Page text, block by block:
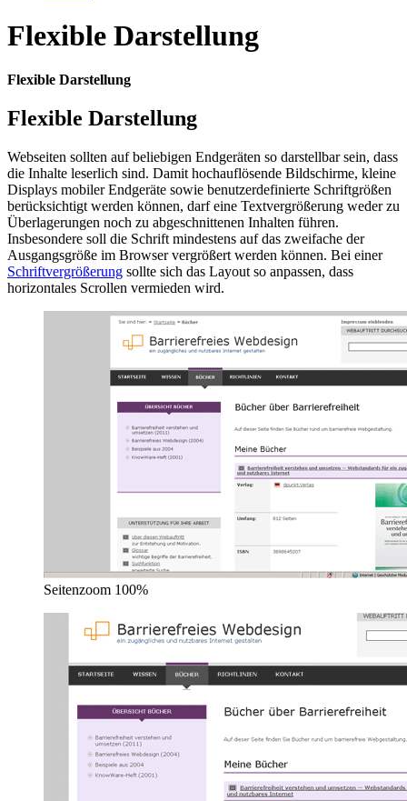
Flexible Darstellung
Flexible Darstellung
Flexible Darstellung
Webseiten sollten auf beliebigen Endgeräten so darstellbar sein, dass
die Inhalte leserlich sind. Damit hochauflösende Bildschirme, kleine
Displays mobiler Endgeräte sowie benutzerdefinierte Schriftgrößen
berücksichtigt werden können, darf eine Textvergrößerung weder zu
Überlagerungen noch zu abgeschnittenen Inhalten führen.
Insbesondere soll die Schrift mindestens auf das zweifache der
Ausgangsgröße im Browser vergrößert werden können. Bei einer
Schriftvergrößerung sollte sich das Layout so anpassen, dass
horizontales Scrollen vermieden wird.
Seitenzoom 100%